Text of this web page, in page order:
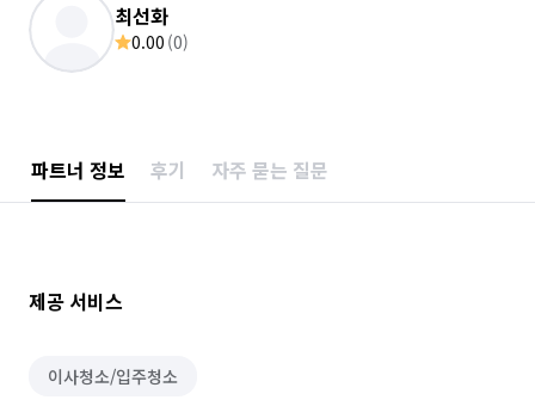
최선화
0.00 (0)
파트너 정보 후기 자주 묻는 질문
제공 서비스
이사청소/입주청소